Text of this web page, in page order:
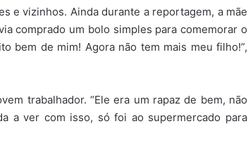
e vizinhos. Ainda durante a reportagem, a mãe
comprado um bolo simples para comemorar o
bem de mim! Agora não tem mais meu filho!”,
trabalhador. “Ele era um rapaz de bem, não
a ver com isso, só foi ao supermercado para